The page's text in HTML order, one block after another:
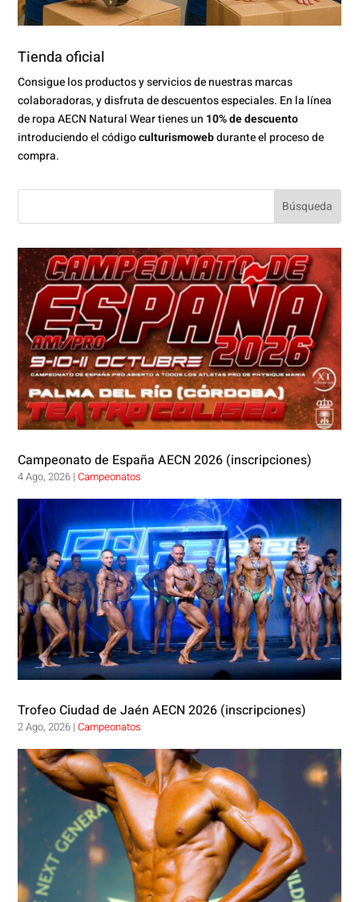
Tienda oficial
Consigue los productos y servicios de nuestras marcas
colaboradoras, y disfruta de descuentos especiales. En la línea
de ropa AECN Natural Wear tienes un 10% de descuento
introduciendo el códigoculturismowebdurante el proceso de
compra.
Campeonato de España AECN 2026 (inscripciones)
4 Ago, 2026 |Campeonatos
Trofeo Ciudad de Jaén AECN 2026 (inscripciones)
2 Ago, 2026 |Campeonatos